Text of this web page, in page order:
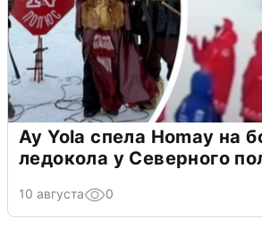
Ay Yola спела Homay на
ледокола у Северного
10 августа 0